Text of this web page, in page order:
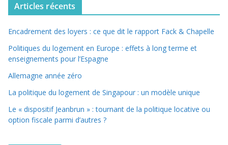
Articles récents
Encadrement des loyers : ce que dit le rapport Fack & Chapelle
Politiques du logement en Europe : effets à long terme et
enseignements pour l’Espagne
Allemagne année zéro
La politique du logement de Singapour : un modèle unique
Le « dispositif Jeanbrun » : tournant de la politique locative ou
option fiscale parmi d’autres ?